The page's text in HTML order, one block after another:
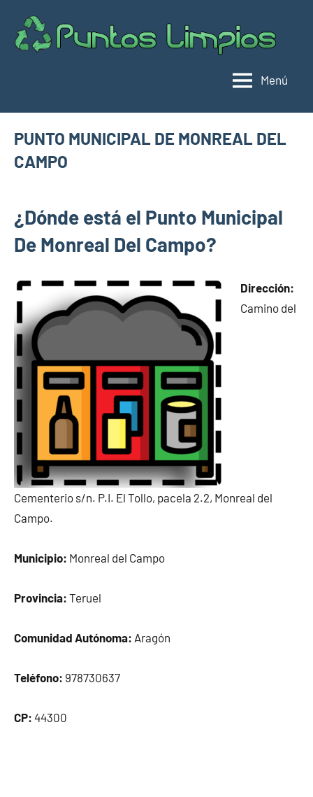
contenido
Menú
PUNTO MUNICIPAL DE MONREAL DEL
CAMPO
limpios en
municipios
de Teruel
2025
¿Dónde está el Punto Municipal
De Monreal Del Campo?
Dirección:
Camino del
Cementerio s/n. P.I. El Tollo, pacela 2.2, Monreal del
Campo.
Municipio: Monreal del Campo
Provincia: Teruel
Comunidad Autónoma: Aragón
Teléfono: 978730637
CP: 44300